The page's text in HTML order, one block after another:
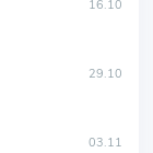
16.10
29.10
03.11